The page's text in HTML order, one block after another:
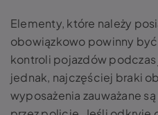
Elementy, które należy
obowiązkowo powinny
kontroli pojazdów
jednak, najczęściej braki
wyposażenia zauważane